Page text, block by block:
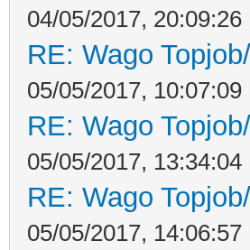
04/05/2017, 20:09:26
RE: Wago
05/05/2017, 10:07:09
RE: Wago
05/05/2017, 13:34:04
RE: Wago
05/05/2017, 14:06:57